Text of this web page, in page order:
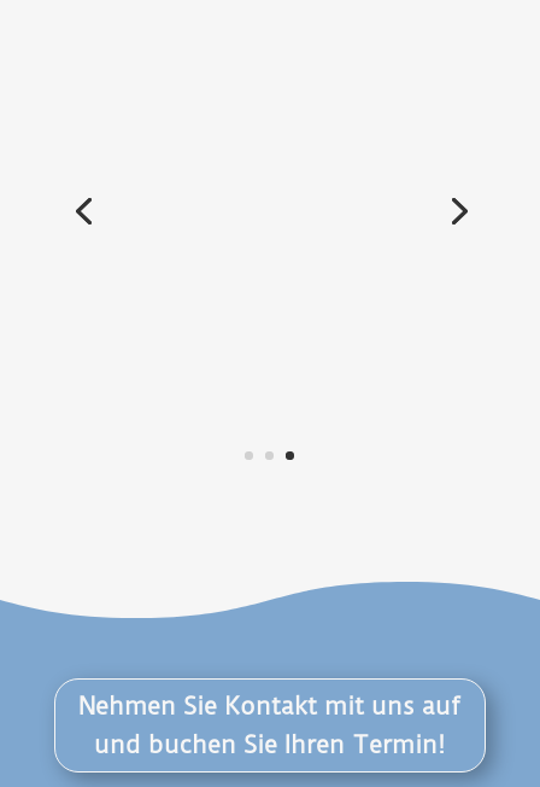
▸ Büro- & Unterhalts­reinigung
▸ Industriereinigung
▸ Hausmeisterservice
▸ Desinfektionen
▸ Spezielle Leistungen